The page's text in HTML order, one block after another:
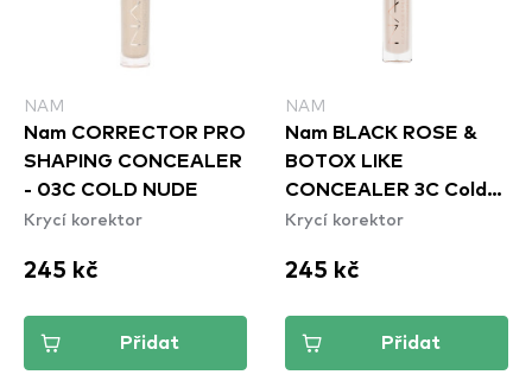
NAM
Nam CORRECTOR PRO
SHAPING CONCEALER
- 03C COLD NUDE
Krycí korektor
245 kč
Přidat
NAM
Nam BLACK ROSE &
BOTOX LIKE
CONCEALER 3C Cold
Nude
Krycí korektor
245 kč
Přidat